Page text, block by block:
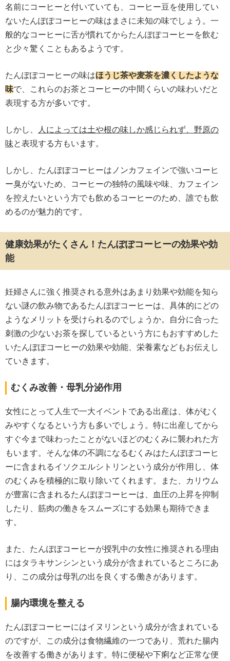
名前にコーヒーと付いていても、コーヒー豆を使用してい
ないたんぽぽコーヒーの味はまさに未知の味でしょう。一
般的なコーヒーに舌が慣れてからたんぽぽコーヒーを飲む
と少々驚くこともあるようです。
たんぽぽコーヒーの味はほうじ茶や麦茶を濃くしたような
味で、これらのお茶とコーヒーの中間くらいの味わいだと
表現する方が多いです。
しかし、
人によっては土や根の味しか感じられず、野原の
味と表現する方もいます。
しかし、たんぽぽコーヒーはノンカフェインで強いコーヒ
ー臭がないため、コーヒーの独特の風味や味、カフェイン
を控えたいという方でも飲めるコーヒーのため、誰でも飲
めるのが魅力的です。
健康効果がたくさん！たんぽぽコーヒーの効果や効
能
妊婦さんに強く推奨される意外はあまり効果や効能を知ら
ない謎の飲み物であるたんぽぽコーヒーは、具体的にどの
ようなメリットを受けられるのでしょうか。自分に合った
刺激の少ないお茶を探しているという方にもおすすめした
いたんぽぽコーヒーの効果や効能、栄養素などもお伝えし
ていきます。
むくみ改善・母乳分泌作用
女性にとって人生で一大イベントである出産は、体がむく
みやすくなるという方も多いでしょう。特に出産してから
すぐ今まで味わったことがないほどのむくみに襲われた方
もいます。そんな体の不調になるむくみはたんぽぽコーヒ
ーに含まれるイソクエルシトリンという成分が作用し、体
のむくみを積極的に取り除いてくれます。また、カリウム
が豊富に含まれるたんぽぽコーヒーは、血圧の上昇を抑制
したり、筋肉の働きをスムーズにする効果も期待できま
す。
また、たんぽぽコーヒーが授乳中の女性に推奨される理由
にはタラキサンシンという成分が含まれているところにあ
り、この成分は母乳の出を良くする働きがあります。
腸内環境を整える
たんぽぽコーヒーにはイヌリンという成分が含まれている
のですが、この成分は食物繊維の一つであり、荒れた腸内
を改善する働きがあります。特に便秘や下痢など正常な便